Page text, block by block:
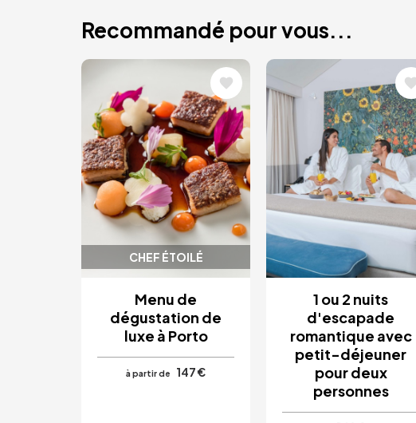
Recommandé pour vous...
CHEF ÉTOILÉ
Image
Menu de
dégustation de
luxe à Porto
à partir de 147 €
Image
1 ou 2 nuits
d'escapade
romantique avec
petit-déjeuner
pour deux
personnes